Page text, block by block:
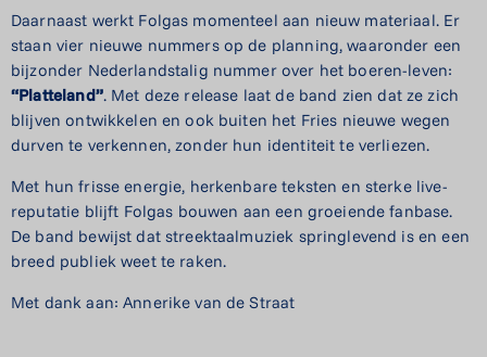
Daarnaast werkt Folgas momenteel aan nieuw materiaal. Er
staan vier nieuwe nummers op de planning, waaronder een
bijzonder Nederlandstalig nummer over het boeren-leven:
“Platteland”. Met deze release laat de band zien dat ze zich
blijven ontwikkelen en ook buiten het Fries nieuwe wegen
durven te verkennen, zonder hun identiteit te verliezen.
Met hun frisse energie, herkenbare teksten en sterke live-
reputatie blijft Folgas bouwen aan een groeiende fanbase.
De band bewijst dat streektaalmuziek springlevend is en een
breed publiek weet te raken.
Met dank aan: Annerike van de Straat